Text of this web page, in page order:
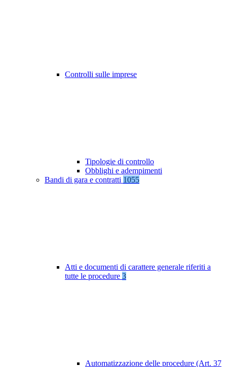
Controlli sulle imprese
Tipologie di controllo
Obblighi e adempimenti
Bandi di gara e contratti 1055
Atti e documenti di carattere generale riferiti a
tutte le procedure 3
Automatizzazione delle procedure (Art. 37